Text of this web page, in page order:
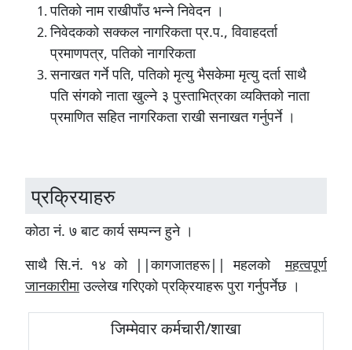
पतिको नाम राखीपाँउ भन्ने निवेदन ।
निवेदकको सक्कल नागरिकता प्र.प., विवाहदर्ता
प्रमाणपत्र, पतिको नागरिकता
सनाखत गर्ने पति, पतिको मृत्यु भैसकेमा मृत्यु दर्ता साथै
पति संगको नाता खुल्ने ३ पुस्ताभित्रका व्यक्तिको नाता
प्रमाणित सहित नागरिकता राखी सनाखत गर्नुपर्ने ।
प्रक्रियाहरु
कोठा नं. ७ बाट कार्य सम्पन्न हुने ।
साथै सि.नं. १४ को ||कागजातहरू|| महलकोमहत्वपूर्ण
जानकारीमाउल्लेख गरिएको प्रक्रियाहरू पुरा गर्नुपर्नेछ ।
जिम्मेवार कर्मचारी/शाखा